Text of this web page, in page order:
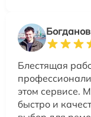
Блестящая
этом сервисе.
быстро и